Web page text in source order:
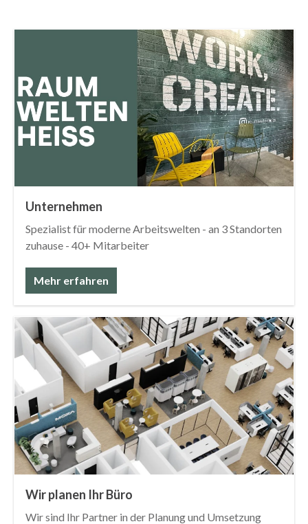
Unternehmen
Spezialist für moderne Arbeitswelten - an 3 Standorten
zuhause - 40+ Mitarbeiter
Mehr erfahren
Wir planen Ihr Büro
Wir sind Ihr Partner in der Planung und Umsetzung